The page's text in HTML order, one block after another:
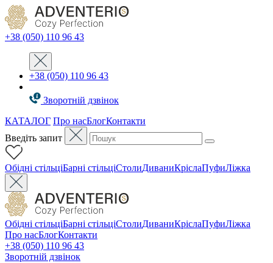
+38 (050) 110 96 43
+38 (050) 110 96 43
Зворотній дзвінок
КАТАЛОГ Про насБлогКонтакти
Введіть запит
Oбідні стільціБарні стільціСтолиДиваниКріслаПуфиЛіжка
Oбідні стільціБарні стільціСтолиДиваниКріслаПуфиЛіжка
Про насБлогКонтакти
+38 (050) 110 96 43
Зворотній дзвінок